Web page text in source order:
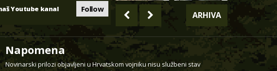
Youtube kanal Follow
ARHIVA
Napomena
Novinarski prilozi objavljeni u Hrvatskom vojniku nisu službeni stav